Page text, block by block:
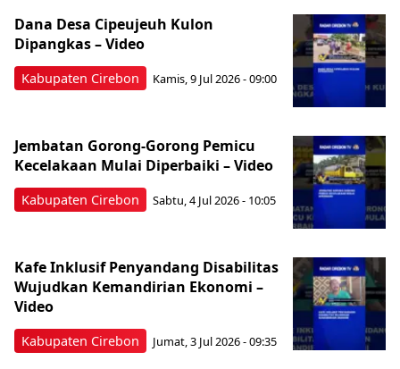
Kabupaten Cirebon
Dana Desa Cipeujeuh Kulon
Dipangkas – Video
Kamis, 9 Jul 2026 - 09:00
Kabupaten Cirebon
Jembatan Gorong-Gorong Pemicu
Kecelakaan Mulai Diperbaiki – Video
Sabtu, 4 Jul 2026 - 10:05
Kabupaten Cirebon
Kafe Inklusif Penyandang Disabilitas
Wujudkan Kemandirian Ekonomi –
Video
Jumat, 3 Jul 2026 - 09:35